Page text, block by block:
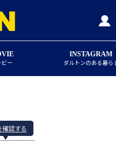
ビー
INSTAGRAM
ダルトンのある暮ら
確認する